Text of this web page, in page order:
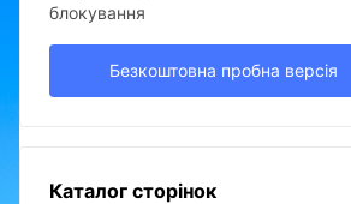
блокування
Безкоштовна пробна версія
Каталог сторінок